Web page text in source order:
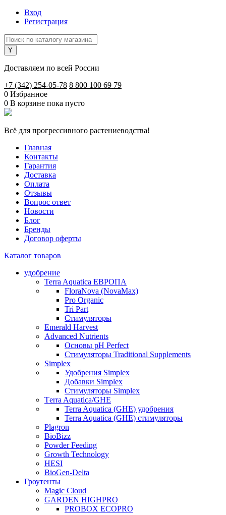
Вход
Регистрация
Доставляем по всей России
+7 (342) 254-05-78 8 800 100 69 79
0 Избранное
0 В корзине пока пусто
Всё для прогрессивного растениеводства!
Главная
Контакты
Гарантия
Доставка
Оплата
Отзывы
Вопрос ответ
Новости
Блог
Бренды
Договор оферты
Каталог товаров
удобрение
Terra Aquatica ЕВРОПА
FloraNova (NovaMax)
Pro Organic
Tri Part
Стимуляторы
Emerald Harvest
Advanced Nutrients
Основы pH Perfect
Стимуляторы Traditional Supplements
Simplex
Удобрения Simplex
Добавки Simplex
Стимуляторы Simplex
Тerra Aquatica/GHE
Terra Aquatica (GHE) удобрения
Terra Aquatica (GHE) стимуляторы
Plagron
BioBizz
Powder Feeding
Growth Technology
HESI
BioGen-Delta
Гроутенты
Magic Cloud
GARDEN HIGHPRO
PROBOX ECOPRO